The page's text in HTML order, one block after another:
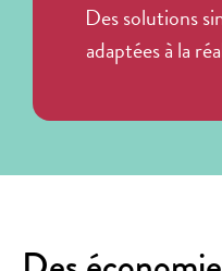
Des solutions
adaptées à la